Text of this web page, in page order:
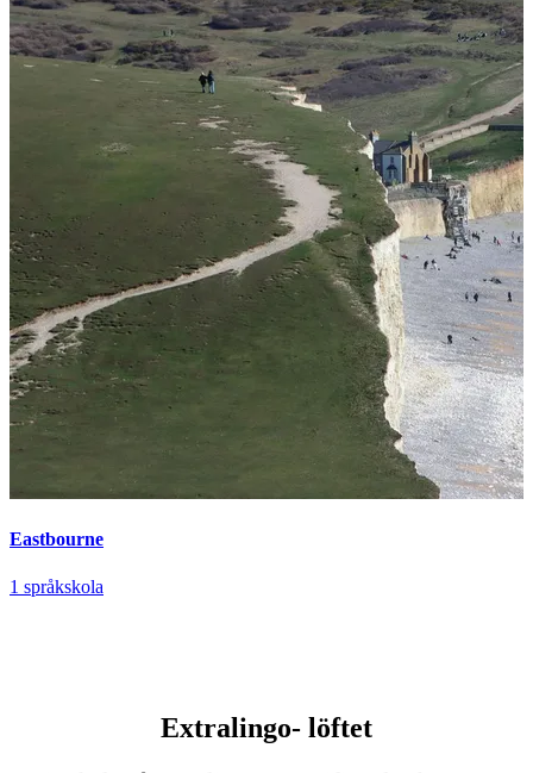
Eastbourne
1 språkskola
Extralingo- löftet